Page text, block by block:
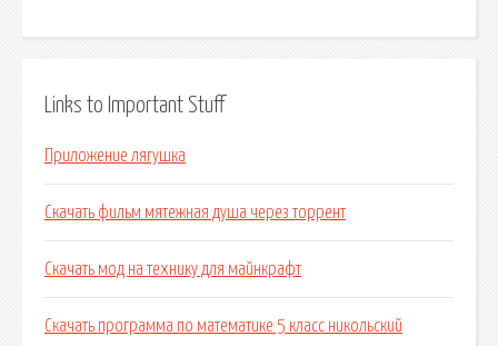
Links to Important Stuff
Приложение лягушка
Скачать фильм мятежная душа через торрент
Скачать мод на технику для майнкрафт
Скачать программа по математике 5 класс никольский